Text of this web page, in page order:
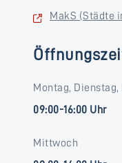
MakS (Städte
Montag,
09:00-16:00 Uhr
Mittwoch